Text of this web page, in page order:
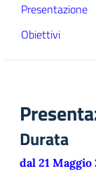
Presentazione
Obiettivi
Durata
dal 21 Maggio